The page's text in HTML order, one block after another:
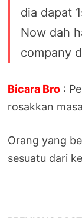
dia dapat
Now dah
company
Bicara Bro :
rosakkan
Orang yang
sesuatu dari